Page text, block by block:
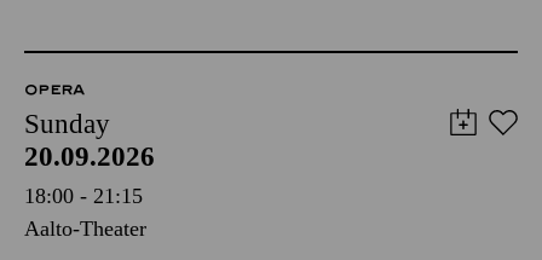
OPERA
Sunday
20.09.2026
18:00 - 21:15
Aalto-Theater